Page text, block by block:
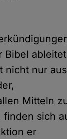
Bibel
nicht nur aus
Mitteln
finden sich
er